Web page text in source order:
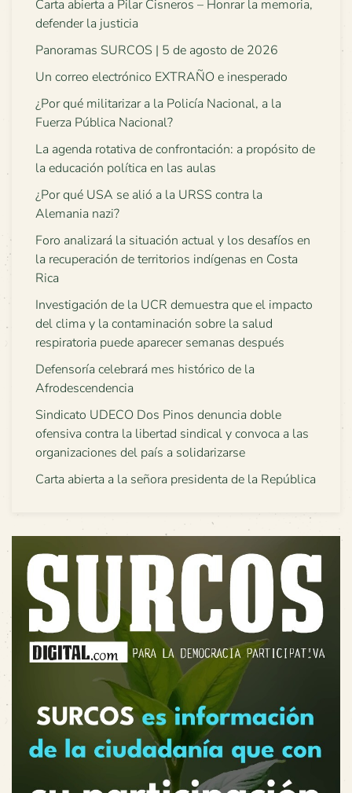
Carta abierta a Pilar Cisneros – Honrar la memoria,
defender la justicia
Panoramas SURCOS | 5 de agosto de 2026
Un correo electrónico EXTRAÑO e inesperado
¿Por qué militarizar a la Policía Nacional, a la
Fuerza Pública Nacional?
La agenda rotativa de confrontación: a propósito de
la educación política en las aulas
¿Por qué USA se alió a la URSS contra la
Alemania nazi?
Foro analizará la situación actual y los desafíos en
la recuperación de territorios indígenas en Costa
Rica
Investigación de la UCR demuestra que el impacto
del clima y la contaminación sobre la salud
respiratoria puede aparecer semanas después
Defensoría celebrará mes histórico de la
Afrodescendencia
Sindicato UDECO Dos Pinos denuncia doble
ofensiva contra la libertad sindical y convoca a las
organizaciones del país a solidarizarse
Carta abierta a la señora presidenta de la República